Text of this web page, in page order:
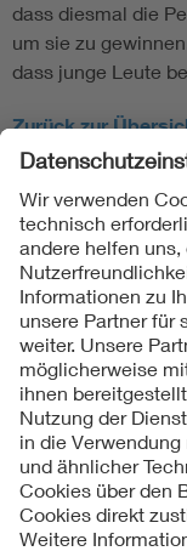
dass diesmal die
um sie zu
dass junge Leute
Zurück zur
Folgen Sie uns
Kontakte
Service
Impressum